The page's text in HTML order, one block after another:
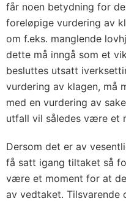
får noen betydning for
foreløpige vurdering av
om f.eks. manglende
dette må inngå som et
besluttes utsatt
vurdering av klagen, må
med en vurdering av
utfall vil således være et
Dersom det er av
få satt igang tiltaket så
være et moment for at
av vedtaket.